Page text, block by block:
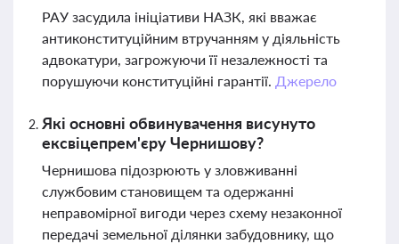
РАУ засудила ініціативи НАЗК, які вважає
антиконституційним втручанням у діяльність
адвокатури, загрожуючи її незалежності та
порушуючи конституційні гарантії. Джерело
Які основні обвинувачення висунуто
ексвіцепрем'єру Чернишову?
Чернишова підозрюють у зловживанні
службовим становищем та одержанні
неправомірної вигоди через схему незаконної
передачі земельної ділянки забудовнику, що